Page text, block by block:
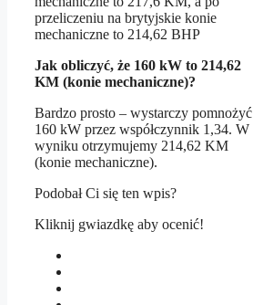
przeliczeniu na brytyjskie konie
mechaniczne to 214,62 BHP
Jak obliczyć, że 160 kW to 214,62
KM (konie mechaniczne)?
Bardzo prosto – wystarczy pomnożyć
160 kW przez współczynnik 1,34. W
wyniku otrzymujemy 214,62 KM
(konie mechaniczne).
Podobał Ci się ten wpis?
Kliknij gwiazdkę aby ocenić!